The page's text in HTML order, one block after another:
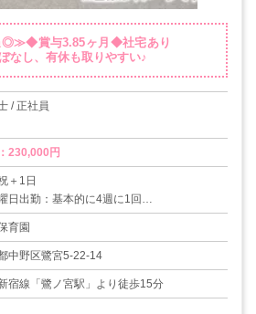
◎≫◆賞与3.85ヶ月◆社宅あり
し、有休も取りやすい♪
/ 正社員
230,000円
＋1日
日出勤：基本的に4週に1回
休暇（3日）
年始休暇（6日）
休暇
休業取得実績あり
休業取得実績あり
育園
中野区鷺宮5-22-14
宿線「鷺ノ宮駅」より徒歩15分